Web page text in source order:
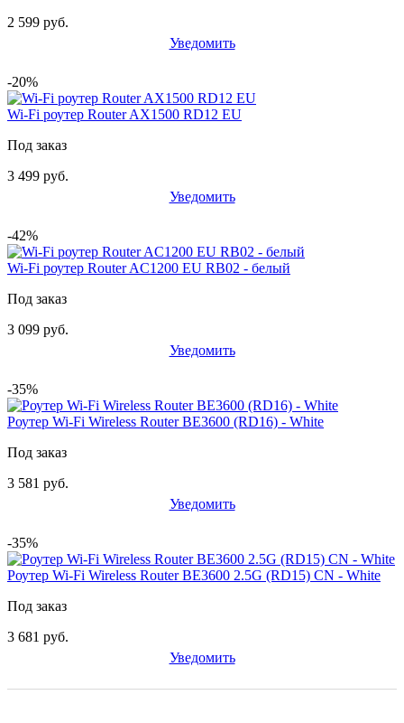
2 599 руб.
Уведомить
-20%
Wi-Fi роутер Router AX1500 RD12 EU
Под заказ
3 499 руб.
Уведомить
-42%
Wi-Fi роутер Router AC1200 EU RB02 - белый
Под заказ
3 099 руб.
Уведомить
-35%
Роутер Wi-Fi Wireless Router BE3600 (RD16) - White
Под заказ
3 581 руб.
Уведомить
-35%
Роутер Wi-Fi Wireless Router BE3600 2.5G (RD15) CN - White
Под заказ
3 681 руб.
Уведомить